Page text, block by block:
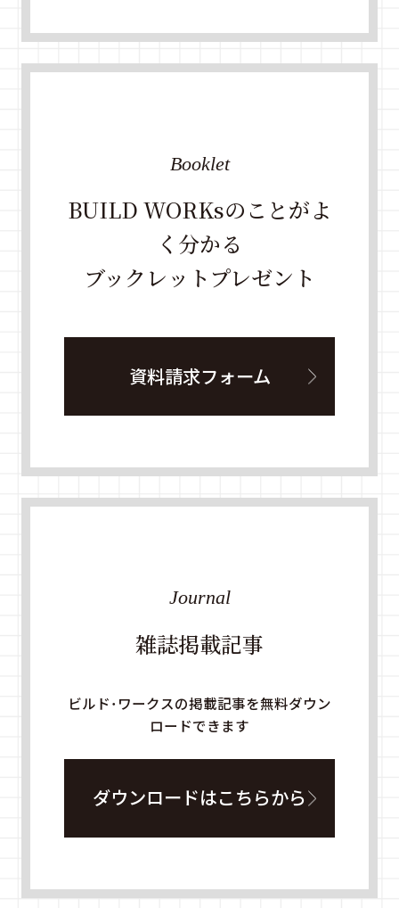
BUILD WORKsのことがよ
く分かる
ブックレットプレゼント
Booklet
資料請求フォーム
雑誌掲載記事
Journal
ビルド・ワークスの掲載記事を無料ダウン
ロードできます
ダウンロードはこちらから